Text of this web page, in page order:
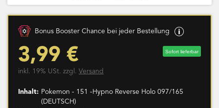
Bonus Booster Chance bei jeder Bestellung
3,99 € Sofort lieferbar
inkl. 19% USt. zzgl. Versand
Inhalt: Pokemon - 151 -Hypno Reverse Holo 097/165
(DEUTSCH)